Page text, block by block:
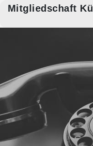
Mitgliedschaft